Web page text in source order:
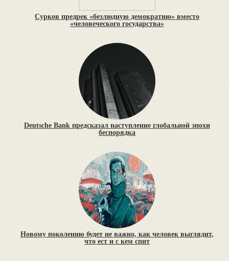
Сурков предрек «безлюдную демократию» вместо
«человеческого государства»
Deutsche Bank предсказал наступление глобальной эпохи
беспорядка
Новому поколению будет не важно, как человек выглядит,
что ест и с кем спит